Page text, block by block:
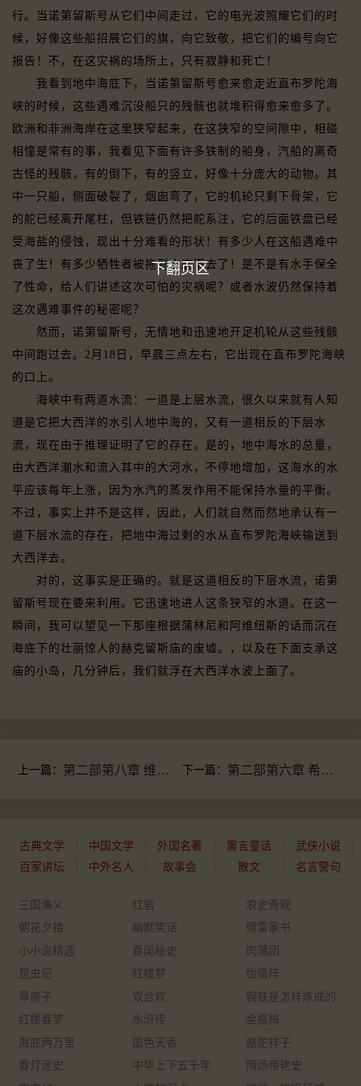
行。当诺第留斯号从它们中间走过，它的电光波照耀它们的时
候，好像这些船招展它们的旗，向它致敬，把它们的编号向它
报告！不，在这灾祸的场所上，只有寂静和死亡！
我看到地中海底下，当诺第留斯号愈来愈走近直布罗陀海
峡的时候，这些遇难沉没船只的残骸也就堆积得愈来愈多了。
欧洲和非洲海岸在这里狭窄起来，在这狭窄的空间隙中，相碰
相憧是常有的事，我看见下面有许多铁制的船身，汽船的离奇
古怪的残骸，有的倒下，有的竖立，好像十分庞大的动物。其
中一只船，侧面破裂了，烟囱弯了，它的机轮只剩下骨架，它
的舵已经离开尾柱，但铁链仍然把舵系注，它的后面铁盘已经
受海盐的侵蚀，现出十分难看的形状！有多少人在这船遇难中
丧了生！有多少牺牲者被拖到水底下去了！是不是有水手保全
了性命，给人们讲述这次可怕的灾祸呢？或者水波仍然保持着
这次遇难事件的秘密呢？
然而，诺第留斯号，无情地和迅速地开足机轮从这些残骸
中间跑过去。2月18日，早晨三点左右，它出现在直布罗陀海峡
的口上。
海峡中有两道水流：一道是上层水流，很久以来就有人知
道是它把大西洋的水引人地中海的，又有一道相反的下层水
流，现在由于推理证明了它的存在。是的，地中海水的总量，
由大西洋潮水和流入其中的大河水，不停地增加，这海水的水
平应该每年上涨，因为水汽的蒸发作用不能保持水量的平衡。
不过，事实上并不是这样，因此，人们就自然而然地承认有一
道下层水流的存在，把地中海过剩的水从直布罗陀海峡输送到
大西洋去。
对的，这事实是正确的。就是这道相反的下层水流，诺第
留斯号现在要来利用。它迅速地进人这条狭窄的水道。在这一
瞬间，我可以望见一下那座根据蒲林尼和阿维纽斯的话而沉在
海底下的壮丽惊人的赫克留斯庙的废墟。，以及在下面支承这
庙的小岛，几分钟后，我们就浮在大西洋水波上面了。
上一篇： 第二部第八章 维哥湾 下一篇： 第二部第六章 希腊群岛
古典文学 中国文学 外国名著 寓言童话
武侠小说
百家讲坛
中外名人 故事会 散文 名言警句
三国演义 红岩
浪史奇观
朝花夕拾
幽默笑话
傅雷家书
小小说精选
春闺秘史
肉蒲团
昆虫记
红楼梦
怡情阵
草房子
双合欢
钢铁是怎样炼成的
红楼春梦
水浒传
金瓶梅
海底两万里
国色天香
骆驼祥子
春灯迷史
中华上下五千年
隋炀帝艳史
下翻页区